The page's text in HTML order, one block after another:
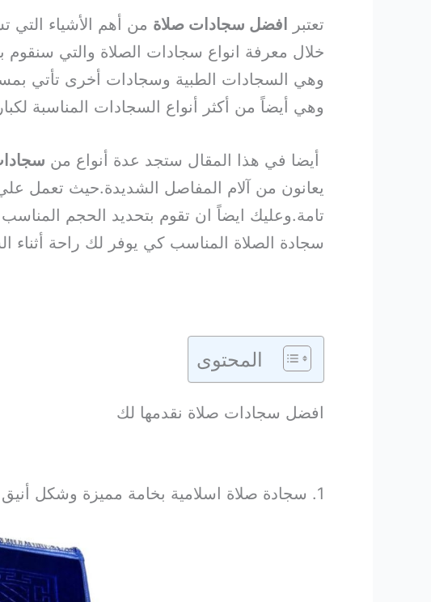
تعتبر افضل سجادات صلاة من أهم الأشياء
خلال معرفة انواع سجادات الصلاة والتي
وهي السجادات الطبية وسجادات أخرى تأتي
وهي أيضاً من أكثر أنواع السجادات المناسبة
أيضا في هذا المقال ستجد عدة أنواع من
يعانون من آلام المفاصل الشديدة.حيث تعمل
تامة.وعليك ايضاً ان تقوم بتحديد الحجم
سجادة الصلاة المناسب كي يوفر لك راحة أثناء
المحتوى
افضل سجادات صلاة نقدمها لك
1. سجادة صلاة اسلامية بخامة مميزة وشكل أنيق